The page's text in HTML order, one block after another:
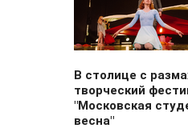
В столице с
творческий
"Московская
весна"